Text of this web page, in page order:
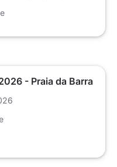
- Praia da Barra